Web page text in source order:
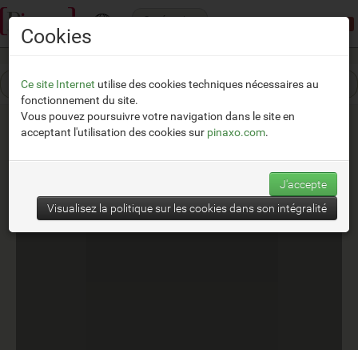
Catégories
__
https://www.tarkett.it/
Cookies
Ce site Internet utilise des cookies techniques nécessaires au
fonctionnement du site.
Vous pouvez poursuivre votre navigation dans le site en
acceptant l'utilisation des cookies sur pinaxo.com.
J'accepte
Visualisez la politique sur les cookies dans son intégralité